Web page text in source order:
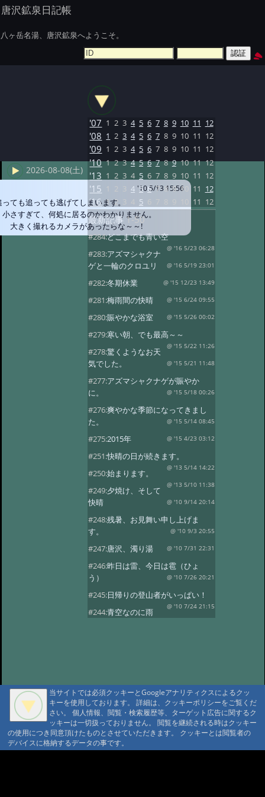
唐沢鉱泉日記帳
八ヶ岳名湯、唐沢鉱泉へようこそ。
2026-08-08(土)
'10 5/13 15:56
っても追っても逃げてしまいます。
さすぎて、何処に居るのかわかりません。
きく撮れるカメラがあったらな～～!
'07 1 2 3 4 5 6 7 8 9 10 11 12
'08 1 2 3 4 5 6 7 8 9 10 11 12
'09 1 2 3 4 5 6 7 8 9 10 11 12
'10 1 2 3 4 5 6 7 8 9 10 11 12
'13 1 2 3 4 5 6 7 8 9 10 11 12
'15 1 2 3 4 5 6 7 8 9 10 11 12
'16 1 2 3 4 5 6 7 11 12
最新記事 1-50
#284:どこまでも青い空
@ '16 5/23 06:28
#283:アズマシャクナ
ゲと一輪のクロユリ
@ '16 5/19 23:01
#282:冬期休業 @ '15 12/23 13:49
#281:梅雨間の快晴 @ '15 6/24 09:55
#280:賑やかな浴室 @ '15 5/26 00:02
#279:寒い朝、でも最高～～
@ '15 5/22 11:26
#278:驚くようなお天
気でした。
@ '15 5/21 11:48
#277:アズマシャクナゲが賑やか
に。
@ '15 5/18 00:26
#276:爽やかな季節になってきまし
た。
@ '15 5/14 08:45
#275:2015年 @ '15 4/23 03:12
#251:快晴の日が続きます。
@ '13 5/14 14:22
#250:始まります。
@ '13 5/10 11:38
#249:夕焼け、そして
快晴
@ '10 9/14 20:14
#248:残暑、お見舞い申し上げま
す。
@ '10 9/3 20:55
#247:唐沢、濁り湯 @ '10 7/31 22:31
#246:昨日は雷、今日は雹（ひょ
う）
@ '10 7/26 20:21
#245:日帰りの登山者がいっぱい！
@ '10 7/24 21:15
#244:青空なのに雨
花見
@ '10 7/16 22:17
#240:花を楽しむ会 @ '10 7/13 22:32
#239:唐沢林道の復旧 @ '10 7/5 20:48
#238:雷と大雨 @ '10 7/2 21:16
当サイトでは必須クッキーとGoogleアナリティクスによるクッ
キーを使用しております。 詳細は、クッキーポリシーをご覧くだ
さい。 個人情報、閲覧・検索履歴等、ターゲット広告に関するク
ッキーは一切扱っておりません。 閲覧を継続される時はクッキー
の使用につき同意頂けたものとさせていただきます。 クッキーとは閲覧者の
デバイスに格納するデータの事です。